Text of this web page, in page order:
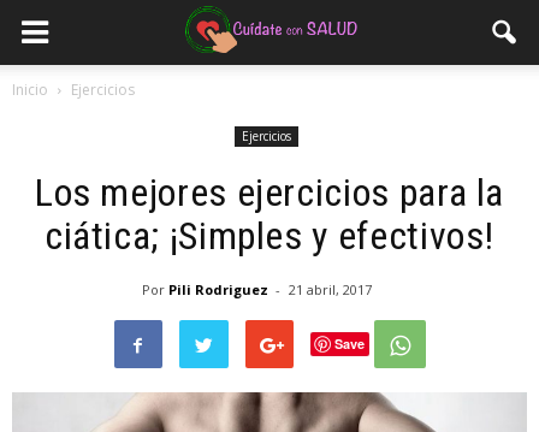
Inicio Ejercicios
Ejercicios
Los mejores ejercicios para la
ciática; ¡Simples y efectivos!
Por Pili Rodriguez - 21 abril, 2017
Save